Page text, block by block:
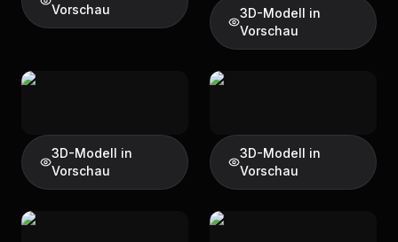
Vorschau
3D-Modell in
Vorschau
3D-Modell in
Vorschau
3D-Modell in
Vorschau